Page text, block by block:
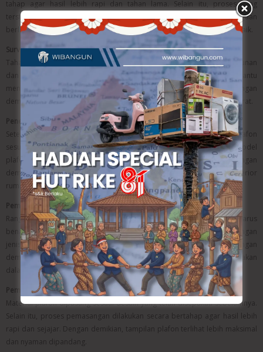
tahap agar hasil lebih rapi dan tahan lama. Selain itu, proses yang
terstruktur membantu mengurangi risiko kesalahan saat pengerjaan
berlangsung. Dengan demikian, kualitas plafon dapat terjaga dengan baik.
Survey Lokasi
Tahap awal dimulai dengan survey lokasi untuk melihat kondisi bangunan
dan mengukur luas area pemasangan. Selain itu, proses ini membantu
menentukan jenis material dan desain plafon yang paling sesuai. Dengan
demikian, perhitungan kebutuhan material dan biaya menjadi lebih akurat.
Penentuan Desain
Setelah survey selesai, tahap berikutnya adalah menentukan desain plafon
sesuai konsep rumah. Selain itu, pelanggan juga dapat memilih model
plafon minimalis, bertingkat, atau kombinasi dengan lampu LED. Dengan
demikian, hasil plafon lebih sesuai dengan kebutuhan dan tampilan interior
rumah.
Pemasangan Rangka
Rangka menjadi pondasi utama plafon sehingga pemasangannya harus
benar-benar presisi. Selain itu, material rangka harus disesuaikan dengan
jenis plafon yang digunakan agar lebih kuat dan tahan lama. Dengan
demikian, plafon tidak mudah melengkung atau mengalami kerusakan
dalam jangka panjang.
Pemasangan Material Plafon
Material plafon dipasang sesuai desain yang telah disepakati sebelumnya.
Selain itu, proses pemasangan dilakukan secara bertahap agar hasil lebih
rapi dan sejajar. Dengan demikian, tampilan plafon terlihat lebih maksimal
dan nyaman dipandang.